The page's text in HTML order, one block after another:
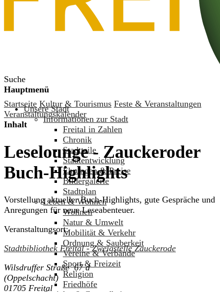
Suche
Hauptmenü
Unsere Stadt
Informationen zur Stadt
Freital in Zahlen
Chronik
Stadtteile
Stadtentwicklung
Ehrungen & Preise
Bildergalerie
Stadtplan
Leben & Wohnen
Wohnen
Natur & Umwelt
Mobilität & Verkehr
Ordnung & Sauberkeit
Vereine & Verbände
Sport & Freizeit
Religion
Friedhöfe
Startseite Kultur & Tourismus Feste & Veranstaltungen
Veranstaltungskalender
Inhalt
Leselounge - Zauckeroder
Buch-Highlights
Vorstellung aktueller Buch-Highlights, gute Gespräche und
Anregungen für neue Leseabenteuer.
Veranstaltungsort:
Stadtbibliothek Freital - Zweigstelle Zauckerode
Wilsdruffer Straße 67 d
(Oppelschacht)
01705 Freital